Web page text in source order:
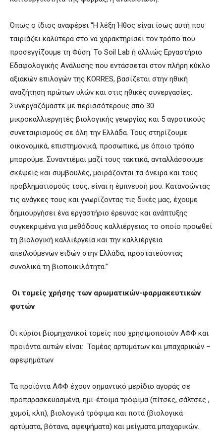
Όπως ο ίδιος αναφέρει “Η λέξη Ήθος είναι ίσως αυτή που
ταιριάζει καλύτερα στο να χαρακτηρίσει τον τρόπο που
προσεγγίζουμε τη Φύση. Το Soil Lab ή αλλιώς Εργαστήριο
Εδαφολογικής Ανάλυσης που εντάσσεται στον πλήρη κύκλο
αξιακών επιλογών της KORRES, βασίζεται στην ηθική
αναζήτηση πρώτων υλών και στις ηθικές συνεργασίες.
Συνεργαζόμαστε με περισσότερους από 30
μικροκαλλιεργητές βιολογικής γεωργίας και 5 αγροτικούς
συνεταιρισμούς σε όλη την Ελλάδα. Τους στηρίζουμε
οικονομικά, επιστημονικά, προσωπικά, με όποιο τρόπο
μπορούμε. Συναντιέμαι μαζί τους τακτικά, ανταλλάσσουμε
σκέψεις και συμβουλές, μοιράζονται τα όνειρα και τους
προβληματισμούς τους, είναι η έμπνευσή μου. Κατανοώντας
τις ανάγκες τους και γνωρίζοντας τις δικές μας, έχουμε
δημιουργήσει ένα εργαστήριο έρευνας και ανάπτυξης
συγκεκριμένα για μεθόδους καλλιέργειας το οποίο προωθεί
τη βιολογική καλλιέργεια και την καλλιέργεια
απειλούμενων ειδών στην Ελλάδα, προστατεύοντας
συνολικά τη βιοποικιλότητα.”
Οι τομείς χρήσης των αρωματικών-φαρμακευτικών
φυτών
Οι κύριοι βιομηχανικοί τομείς που χρησιμοποιούν ΑΦΦ και
προϊόντα αυτών είναι: Τομέας αρτυμάτων και μπαχαρικών –
αφεψημάτων
Τα προϊόντα ΑΦΦ έχουν σημαντικό μερίδιο αγοράς σε
προπαρασκευασμένα, ημι-έτοιμα τρόφιμα (πίτσες, σάλτσες ,
χυμοί, κλπ), βιολογικά τρόφιμα και ποτά (βιολογικά
αρτύματα, βότανα, αφεψήματα) και μείγματα μπαχαρικών.